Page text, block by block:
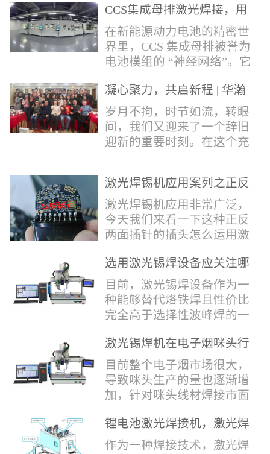
方位解决精密电子量产焊接
痛点。预制锡环焊接工艺预
制锡环焊接工艺，核心优势
明显：1.锡料定量可控：锡
环设备提前卷绕/挤压成型，
每一枚锡环锡含量标准化，
激光一次性熔融，焊点大
小、锡厚高度统一...
和，全员火力全开，全力奔
赴交付节点，用硬核产能响
应市场需求，用严苛品质回
馈每一份客户信任。市场认
的技术、高效智能的生产优
势与零缺陷的品控标准，我
们的CCS激光焊接机持续斩
获大量订单，近两月产能全
开、排期紧凑，生产线有序
整机调试、性能检测到成品
CCS集成母排激光焊接，用
微米级工艺守护新能源电池
生命线
在新能源动力电池的精密世
界里，CCS 集成母排被誉为
电池模组的 “神经网络”。它
电，更承载着电压、温度信
号的实时采集，是连接电芯
与BMS电池管理系统的关键
桥梁。而连接这一切的，正
领域十余载，没有华丽的措
辞，只有最朴实的工艺呈
现，为客户解决实实在在的
落地生产难题。决定电池安
全的“微米关卡”随着新能源
汽车与储能市场爆发式增
凝心聚力，共启新程 | 华瀚
激光年度盛典
岁月不拘，时节如流，转眼
间，我们又迎来了一个辞旧
迎新的重要时刻。在这个充
堂，共同回顾了过去一年的
奋斗与辉煌，分享了成功的
喜悦，并对新的一年充满了
无限憧憬。回望过去，铭记
经理尹建中先生发表了振奋
人心的讲话。他首先对全体
员工在过去一年中的辛勤付
出和卓越贡献表示了最衷心
的感谢，并全面回顾了公司
在过去一年里取得的各项成
激光焊锡机应用案列之正反
两面插针焊接
激光焊锡机应用非常广泛，
今天我们来看一下这种正反
两面插针的插头怎么运用激
反两面都有插针的插头，其
焊接的方式还是有一定的难
点的，第一回流焊和自动烙
铁焊都不合适，因为对面一
会烫伤，在加上有干涉，烙
铁头不方便下去，目前在大
多数情况只能采用人工焊
接，目前人工成本贵，流动
性大，焊接的品质也难保
证。 但采用激光...
选用激光锡焊设备应关注哪
些方面
目前，激光锡焊设备作为一
种能够替代烙铁焊且性价比
完全高于选择性波峰焊的一
来越多的企业关注与使用，
那么在选择激光锡焊设备方
面应该关注哪几点哪？
其一，激光锡焊接设备上
动力核心部件，激光器肯定
是锡焊接设备最至关重要的
一环。目前作为激光锡焊接
激光锡焊机在电子烟咪头行
业的应用
目前整个电子烟市场很大，
导致咪头生产的量也逐渐增
加，针对咪头线材焊接市面
统烙铁焊接，优势价格便
宜，咪头焊接自动化生产线
锂电池激光焊接机，激光焊
锡机厂家如何选？
作为一种焊接技术，激光焊